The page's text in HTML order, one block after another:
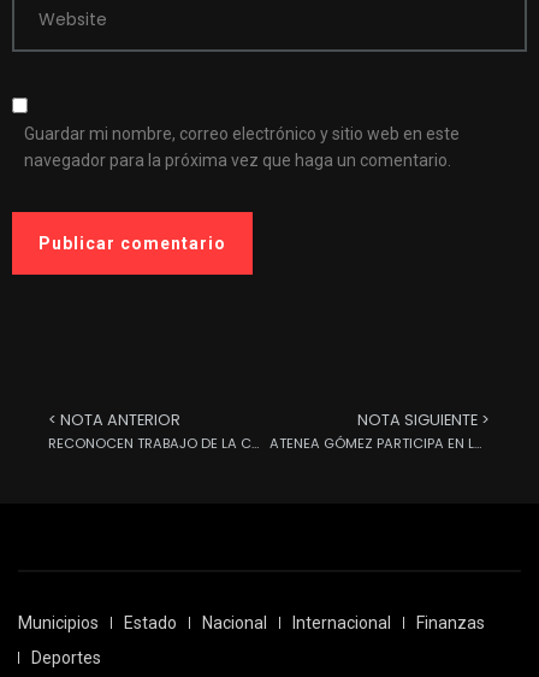
Website
Guardar mi nombre, correo electrónico y sitio web en este
navegador para la próxima vez que haga un comentario.
< NOTA ANTERIOR
RECONOCEN TRABAJO DE LA CMIC EN SU 37 ANIVERSARIO
NOTA SIGUIENTE >
ATENEA GÓMEZ PARTICIPA EN LA CRUZADA NACIONAL POR EL TURISMO EN EL SENADO DE LA REPÚBLICA
Municipios Estado Nacional Internacional
Finanzas
Deportes